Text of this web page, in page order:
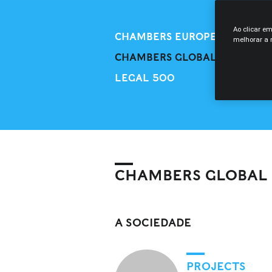
CHAMBERS EUROPE
CHAMBERS GLOBAL
LEGAL 500
CHAMBERS GLOBAL
A SOCIEDADE
PROJECTS
Ao clicar
melhorar a